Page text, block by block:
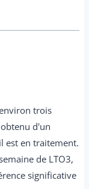
trois
d'un
est en traitement.
de LTO3,
significative